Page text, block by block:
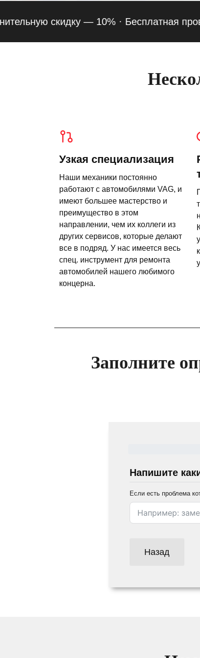
скидку — 10% · Бесплатная проверка
Узкая специализация
Наши механики постоянно
работают с автомобилями VAG, и
имеют большее мастерство и
преимущество в этом
направлении, чем их коллеги из
других сервисов, которые делают
все в подряд. У нас имеется весь
спец. инструмент для ремонта
автомобилей нашего любимого
концерна.
Заполните
Напишите
Если есть проблема
Назад